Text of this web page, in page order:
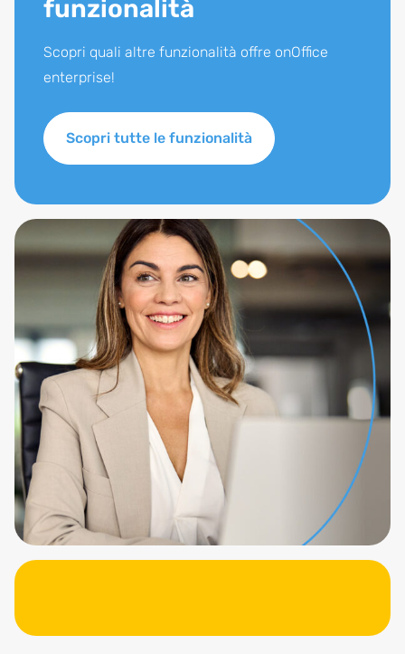
funzionalità
Scopri quali altre funzionalità offre onOffice
enterprise!
Scopri tutte le funzionalità